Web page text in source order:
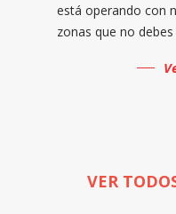
está operando con
zonas que no debes
VER